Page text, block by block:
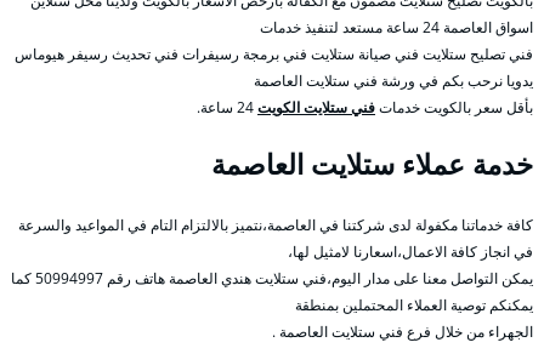
اسواق العاصمة 24 ساعة مستعد لتنفيذ خدمات
فني تصليح ستلايت فني صيانة ستلايت فني برمجة رسيفرات فني تحديث رسيفر هيوماس
يدويا نرحب بكم في ورشة فني ستلايت العاصمة
بأقل سعر بالكويت خدماتفني ستلايت الكويت
خدمة عملاء ستلايت العاصمة
كافة خدماتنا مكفولة لدى شركتنا في العاصمة،نتميز بالالتزام التام في المواعيد والسرعة
في انجاز كافة الاعمال،اسعارنا لامثيل لها،
يمكن التواصل معنا على مدار اليوم،فني ستلايت هندي العاصمة هاتف رقم 50994997 كما
يمكنكم توصية العملاء المحتملين بمنطقة
الجهراء من خلال فرع فني ستلايت العاصمة .